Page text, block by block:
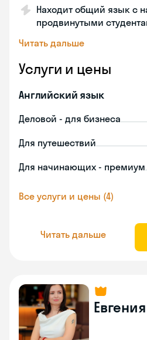
Находит общий язык с
продвинутыми
Читать дальше
Услуги и цены
Английский язык
Деловой - для бизнеса
Для путешествий
Для начинающих - премиум
Все услуги и цены (4)
Читать дальше
Евгения